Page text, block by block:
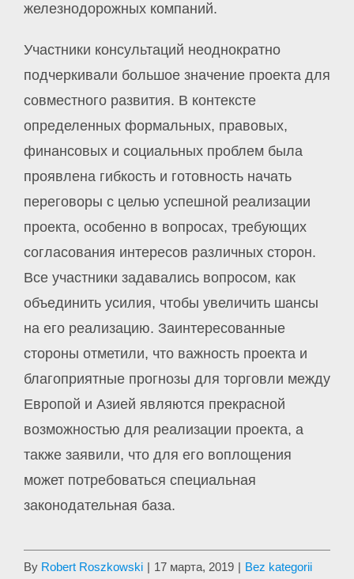
железнодорожных компаний.
Участники консультаций неоднократно
подчеркивали большое значение проекта для
совместного развития. В контексте
определенных формальных, правовых,
финансовых и социальных проблем была
проявлена гибкость и готовность начать
переговоры с целью успешной реализации
проекта, особенно в вопросах, требующих
согласования интересов различных сторон.
Все участники задавались вопросом, как
объединить усилия, чтобы увеличить шансы
на его реализацию. Заинтересованные
стороны отметили, что важность проекта и
благоприятные прогнозы для торговли между
Европой и Азией являются прекрасной
возможностью для реализации проекта, а
также заявили, что для его воплощения
может потребоваться специальная
законодательная база.
By Robert Roszkowski | 17 марта, 2019 | Bez kategorii